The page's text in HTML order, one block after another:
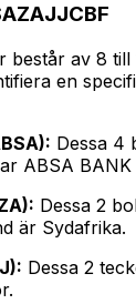
består av 8
en
Dessa 4
ABSA BANK
Dessa 2
är Sydafrika.
Dessa 2